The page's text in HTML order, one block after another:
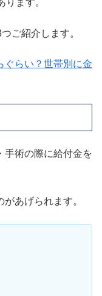
ます。
ご紹介します。
ぐらい？世帯別に金
手術の際に給付金を
あげられます。